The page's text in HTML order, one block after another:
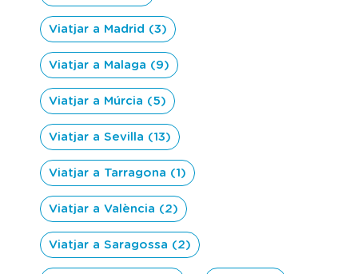
Viatjar a Madrid (3)
Viatjar a Malaga (9)
Viatjar a Múrcia (5)
Viatjar a Sevilla (13)
Viatjar a Tarragona (1)
Viatjar a València (2)
Viatjar a Saragossa (2)